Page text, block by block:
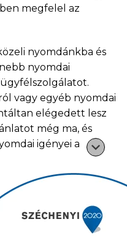
megfelel az
nyomdánkba és
nyomdai
vagy egyéb nyomdai
elégedett lesz
még ma, és
igényei a